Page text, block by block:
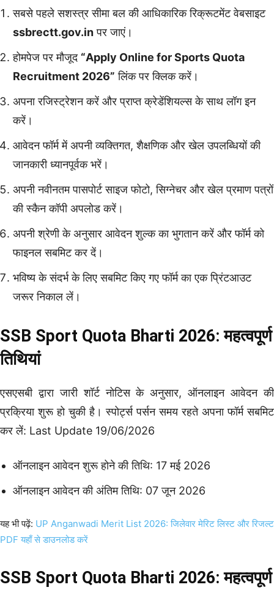
सबसे पहले सशस्त्र सीमा बल की आधिकारिक रिक्रूटमेंट वेबसाइट
ssbrectt.gov.inपर जाएं।
होमपेज पर मौजूद “Apply Online for Sports Quota
Recruitment 2026” लिंक पर क्लिक करें।
अपना रजिस्ट्रेशन करें और प्राप्त क्रेडेंशियल्स के साथ लॉग इन
करें।
आवेदन फॉर्म में अपनी व्यक्तिगत, शैक्षणिक और खेल उपलब्धियों की
जानकारी ध्यानपूर्वक भरें।
अपनी नवीनतम पासपोर्ट साइज फोटो, सिग्नेचर और खेल प्रमाण पत्रों
की स्कैन कॉपी अपलोड करें।
अपनी श्रेणी के अनुसार आवेदन शुल्क का भुगतान करें और फॉर्म को
फाइनल सबमिट कर दें।
भविष्य के संदर्भ के लिए सबमिट किए गए फॉर्म का एक प्रिंटआउट
जरूर निकाल लें।
SSB Sport Quota Bharti 2026: महत्वपूर्ण
तिथियां
एसएसबी द्वारा जारी शॉर्ट नोटिस के अनुसार, ऑनलाइन आवेदन की
प्रक्रिया शुरू हो चुकी है। स्पोर्ट्स पर्सन समय रहते अपना फॉर्म सबमिट
कर लें: Last Update 19/06/2026
ऑनलाइन आवेदन शुरू होने की तिथि: 17 मई 2026
ऑनलाइन आवेदन की अंतिम तिथि: 07 जून 2026
यह भी पढ़ें: UP Anganwadi Merit List 2026: जिलेवार मेरिट लिस्ट और रिजल्ट
PDF यहाँ से डाउनलोड करें
SSB Sport Quota Bharti 2026: महत्वपूर्ण